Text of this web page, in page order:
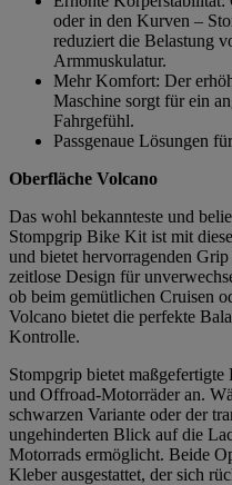
oder in den Kurven –
reduziert die Belastung
Armmuskulatur.
Mehr Komfort: Der
Maschine sorgt für ein
Fahrgefühl.
Passgenaue Lösungen
Oberfläche Volcano
Das wohl bekannteste und
Stompgrip Bike Kit ist mit
und bietet hervorragenden
zeitlose Design für
ob beim gemütlichen Cruisen
Volcano bietet die perfekte
Kontrolle.
Stompgrip bietet
und Offroad-Motorräder an.
schwarzen Variante oder der
ungehinderten Blick auf die
Motorrads ermöglicht. Beide
Kleber ausgestattet, der sich